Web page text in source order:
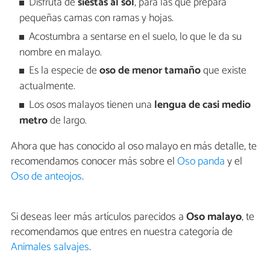
pequeñas camas con ramas y hojas.
Acostumbra a sentarse en el suelo, lo que le da su
nombre en malayo.
Es la especie deoso de menor tamañoque existe
actualmente.
Los osos malayos tienen una lengua de casi medio
metrode largo.
Ahora que has conocido al oso malayo en más detalle, te
recomendamos conocer más sobre elOso panday el
Oso de anteojos.
Si deseas leer más artículos parecidos aOso malayo, te
recomendamos que entres en nuestra categoría de
Animales salvajes.